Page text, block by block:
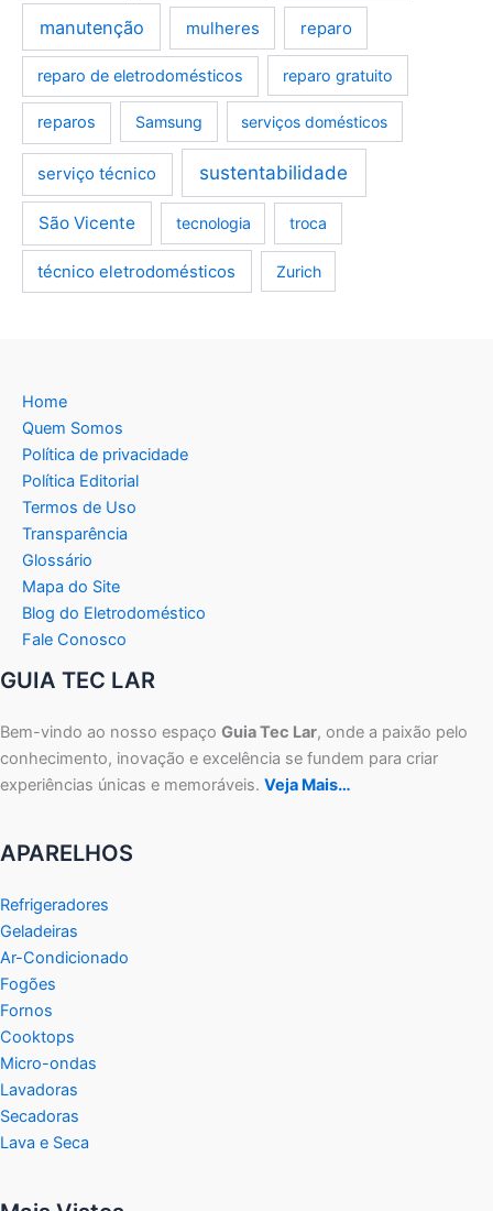
manutenção mulheres reparo
reparo de eletrodomésticos reparo gratuito
reparos Samsung serviços domésticos
serviço técnico sustentabilidade
São Vicente tecnologia troca
técnico eletrodomésticos Zurich
Home
Quem Somos
Política de privacidade
Política Editorial
Termos de Uso
Transparência
Glossário
Mapa do Site
Blog do Eletrodoméstico
Fale Conosco
GUIA TEC LAR
Bem-vindo ao nosso espaço Guia Tec Lar, onde a paixão pelo
conhecimento, inovação e excelência se fundem para criar
experiências únicas e memoráveis. Veja Mais…
APARELHOS
Refrigeradores
Geladeiras
Ar-Condicionado
Fogões
Fornos
Cooktops
Micro-ondas
Lavadoras
Secadoras
Lava e Seca